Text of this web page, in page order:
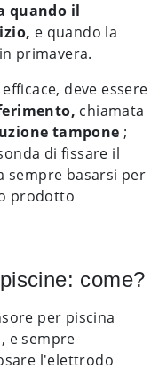
quando il
e quando la
primavera.
deve essere
chiamata
tampone ;
di fissare il
sempre basarsi per
prodotto
come?
per piscina
e sempre
l'elettrodo